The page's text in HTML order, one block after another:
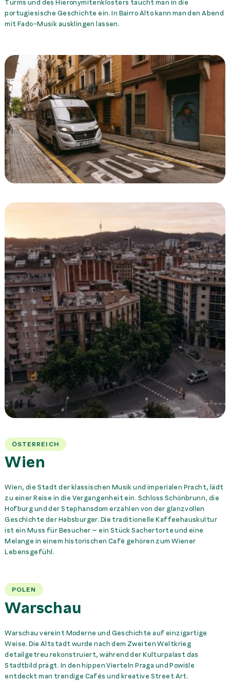
Turms und des Hieronymitenklosters taucht man in die
portugiesische Geschichte ein. In Bairro Alto kann man den Abend
mit Fado-Musik ausklingen lassen.
ÖSTERREICH
Wien
Wien, die Stadt der klassischen Musik und imperialen Pracht, lädt
zu einer Reise in die Vergangenheit ein. Schloss Schönbrunn, die
Hofburg und der Stephansdom erzählen von der glanzvollen
Geschichte der Habsburger. Die traditionelle Kaffeehauskultur
ist ein Muss für Besucher – ein Stück Sachertorte und eine
Melange in einem historischen Café gehören zum Wiener
Lebensgefühl.
POLEN
Warschau
Warschau vereint Moderne und Geschichte auf einzigartige
Weise. Die Altstadt wurde nach dem Zweiten Weltkrieg
detailgetreu rekonstruiert, während der Kulturpalast das
Stadtbild prägt. In den hippen Vierteln Praga und Powiśle
entdeckt man trendige Cafés und kreative Street Art.